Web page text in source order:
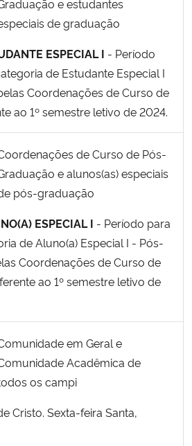
e estudantes
de graduação
ESPECIAL I - Período
de Estudante Especial I
Coordenações de Curso de
ao 1º semestre letivo de 2024.
de Curso de Pós-
e alunos(as) especiais
pós-graduação
ESPECIAL I - Período para
de Aluno(a) Especial I - Pós-
Coordenações de Curso de
ao 1º semestre letivo de
em Geral e
Acadêmica de
os campi
Cristo. Sexta-feira Santa,